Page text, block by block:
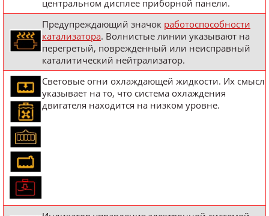
центральном дисплее приборной панели.
Предупреждающий значок работоспособности
катализатора. Волнистые линии указывают на
перегретый, поврежденный или неисправный
каталитический нейтрализатор.
Световые огни охлаждающей жидкости. Их смысл
указывает на то, что система охлаждения
двигателя находится на низком уровне.